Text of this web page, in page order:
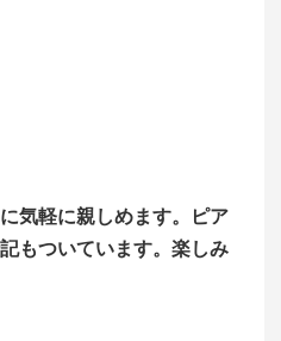
気軽に親しめます。ピア
もついています。楽しみ